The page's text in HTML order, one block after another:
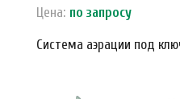
Цена: по запросу
Система аэрации под